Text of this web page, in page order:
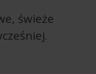
świeże